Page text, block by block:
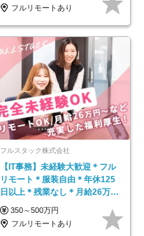
フルリモートあり
フルスタック株式会社
【IT事務】未経験大歓迎＊フル
リモート＊服装自由＊年休125
日以上＊残業なし＊月給26万円
以上
350～500万円
フルリモートあり